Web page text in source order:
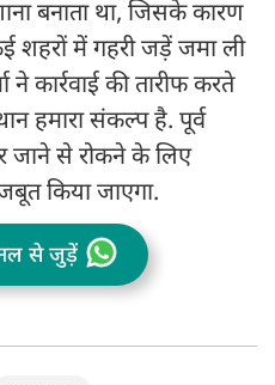
बनाता था, जिसके कारण
शहरों में गहरी जड़ें जमा ली
कार्रवाई की तारीफ करते
हमारा संकल्प है. पूर्व
जाने से रोकने के लिए
किया जाएगा.
से जुड़ें